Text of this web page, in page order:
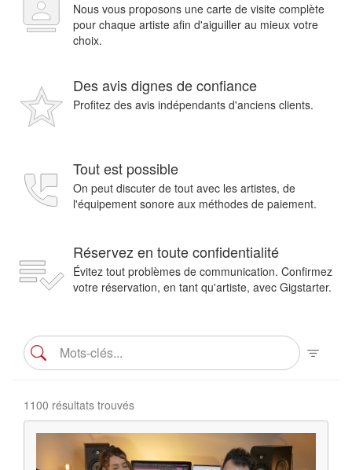
Nous vous proposons une carte de visite complète
pour chaque artiste afin d'aiguiller au mieux votre
choix.
Des avis dignes de confiance
Profitez des avis indépendants d'anciens clients.
Tout est possible
On peut discuter de tout avec les artistes, de
l'équipement sonore aux méthodes de paiement.
Réservez en toute confidentialité
Évitez tout problèmes de communication. Confirmez
votre réservation, en tant qu'artiste, avec Gigstarter.
1100 résultats trouvés